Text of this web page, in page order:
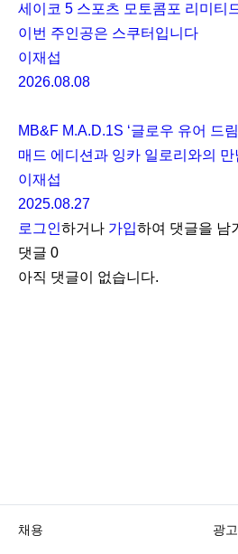
세이코 5 스포츠 모토콤포 리미티
이번 주인공은 스쿠터입니다
이재섭
2026.08.08
MB&F M.A.D.1S ‘글로우 유어 드림
매드 에디션과 잉카 일로리와의 만
이재섭
2025.08.27
로그인하거나 가입하여 댓글을 남
댓글 0
아직 댓글이 없습니다.
채용 광